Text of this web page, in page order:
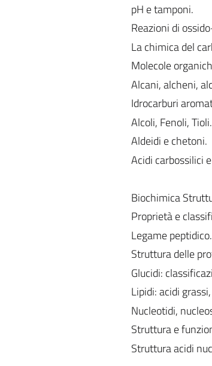
pH e tamponi.
Reazioni di
La chimica del
Molecole
Alcani, alcheni,
Idrocarburi
Alcoli, Fenoli, Tioli.
Aldeidi e chetoni.
Acidi carbossilici
Biochimica
Proprietà e
Legame peptidico.
Struttura delle
Glucidi:
Lipidi: acidi
Nucleotidi,
Struttura e
Struttura acidi